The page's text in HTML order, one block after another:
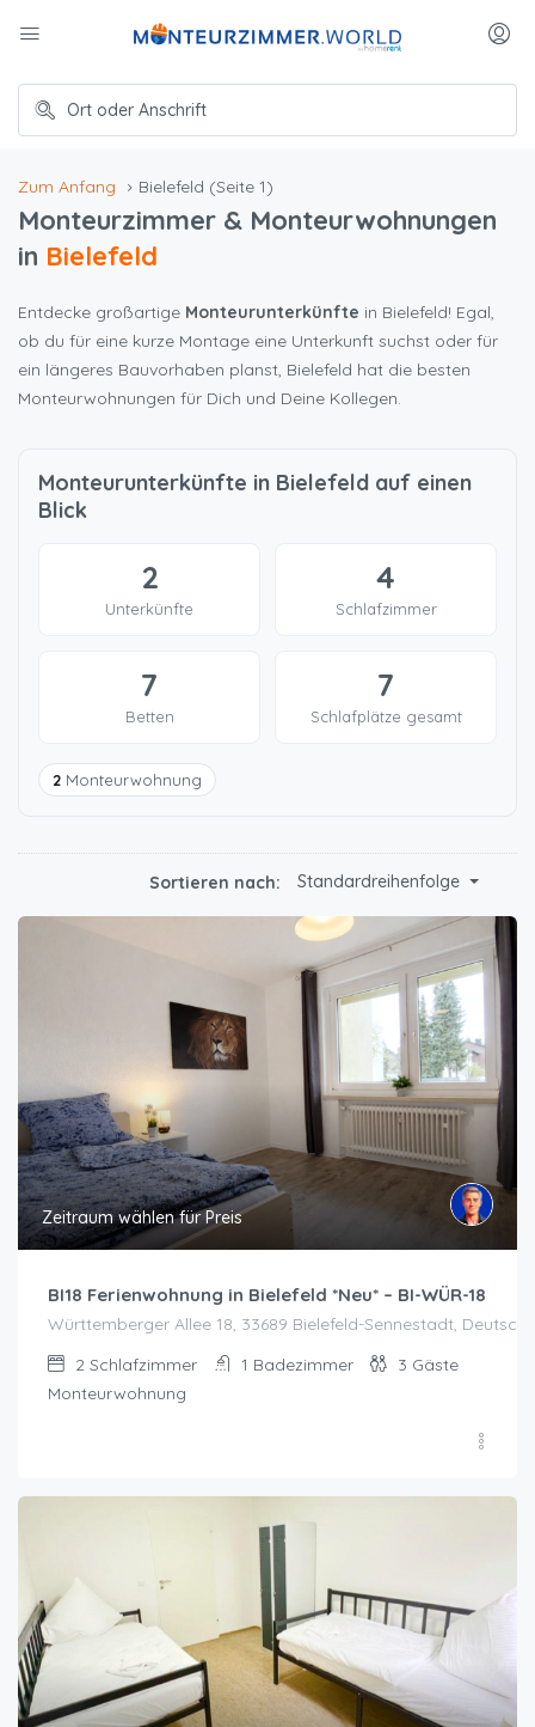
Zum Anfang Bielefeld (Seite 1)
Monteurzimmer & Monteurwohnungen
in Bielefeld
Entdecke großartige Monteurunterkünfte in Bielefeld! Egal,
ob du für eine kurze Montage eine Unterkunft suchst oder für
ein längeres Bauvorhaben planst, Bielefeld hat die besten
Monteurwohnungen für Dich und Deine Kollegen.
Monteurunterkünfte in Bielefeld auf einen
Blick
2
Unterkünfte
4
Schlafzimmer
7
Betten
7
Schlafplätze gesamt
2 Monteurwohnung
Sortieren nach: Standardreihenfolge
Zeitraum wählen für Preis
BI18 Ferienwohnung in Bielefeld *Neu* – BI-WÜR-18
Württemberger Allee 18, 33689 Bielefeld-Sennestadt,
2 Schlafzimmer 1 Badezimmer 3 Gäste
Monteurwohnung